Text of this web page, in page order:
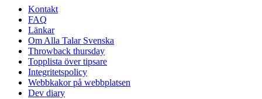
Kontakt
FAQ
Länkar
Om Alla Talar Svenska
Throwback thursday
Topplista över tipsare
Integritetspolicy
Webbkakor på webbplatsen
Dev diary